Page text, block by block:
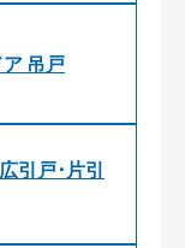
吊戸
引戸･片引